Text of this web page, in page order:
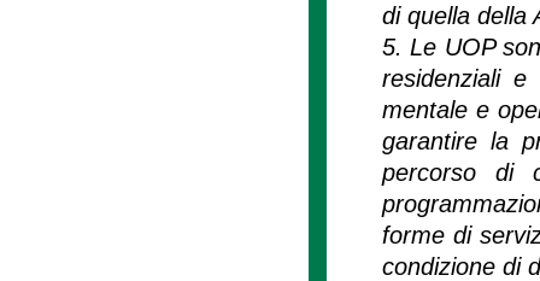
di quella della
5. Le UOP
residenziali e
mentale e
garantire la
percorso di
forme di
condizione di